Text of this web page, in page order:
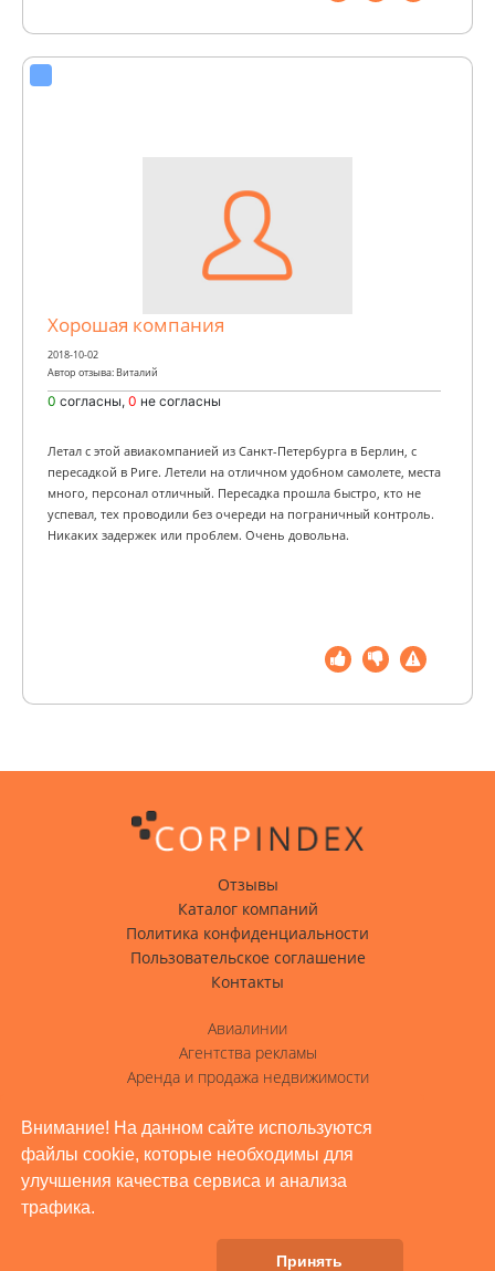
Внимание! На данном сайте используются
файлы cookie, которые необходимы для
улучшения качества сервиса и анализа
трафика.
Принять
Хорошая компания
2018-10-02
Автор отзыва: Виталий
0 согласны, 0 не согласны
Летал с этой авиакомпанией из Санкт-Петербурга в Берлин, с
пересадкой в Риге. Летели на отличном удобном самолете, места
много, персонал отличный. Пересадка прошла быстро, кто не
успевал, тех проводили без очереди на пограничный контроль.
Никаких задержек или проблем. Очень довольна.
Отзывы
Каталог компаний
Политика конфиденциальности
Пользовательское соглашение
Контакты
Авиалинии
Агентства рекламы
Аренда и продажа недвижимости
Гостиницы, отели
Доставка грузов
Заводы, промышленность